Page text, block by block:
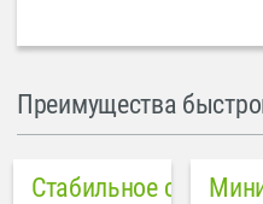
Преимущества
Стабильное